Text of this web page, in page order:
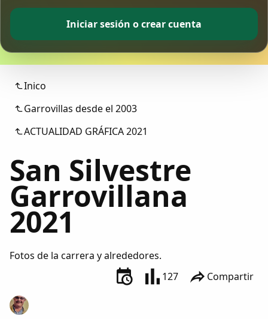
Comunidad
Colaboradores
AlkoTV
Periódico Alconétar
Foros
Idiosincrasia
Diccionario
Iniciar sesión o crear cuenta
Inico
Garrovillas desde el 2003
ACTUALIDAD GRÁFICA 2021
San Silvestre
Garrovillana
2021
Fotos de la carrera y alrededores.
127
Compartir